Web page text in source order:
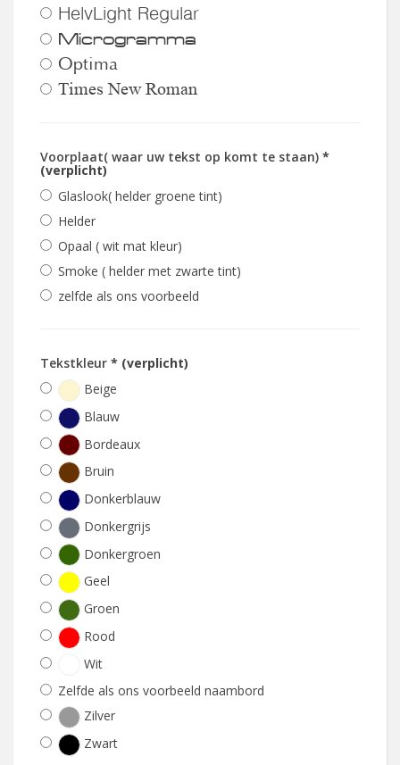
HelvLight Regular
Microgramma
Optima
Times New Roman
Voorplaat( waar uw tekst op komt te staan) *
(verplicht)
Glaslook( helder groene tint)
Helder
Opaal ( wit mat kleur)
Smoke ( helder met zwarte tint)
zelfde als ons voorbeeld
Tekstkleur * (verplicht)
Beige
Blauw
Bordeaux
Bruin
Donkerblauw
Donkergrijs
Donkergroen
Geel
Groen
Rood
Wit
Zelfde als ons voorbeeld naambord
Zilver
Zwart